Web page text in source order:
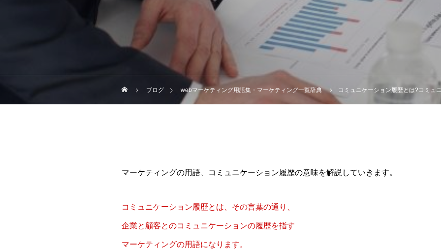
ブログ webマーケティング用語集・マーケティング一覧辞典 コミュニケーション履歴とは?コミュ
マーケティングの用語、コミュニケーション履歴の意味を解説していきます。
コミュニケーション履歴とは、その言葉の通り、
企業と顧客とのコミュニケーションの履歴を指す
マーケティングの用語になります。